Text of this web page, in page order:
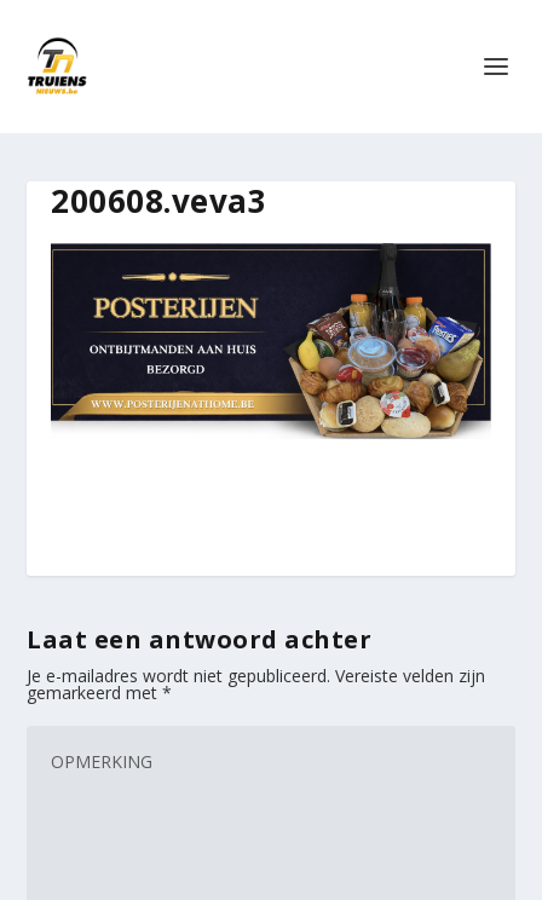
200608.veva3
Laat een antwoord achter
Je e-mailadres wordt niet gepubliceerd. Vereiste velden zijn
gemarkeerd met*